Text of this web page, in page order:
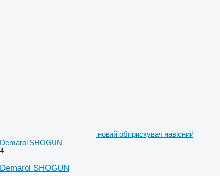
новий обприскувач навісний
Demarol SHOGUN
4
Demarol SHOGUN